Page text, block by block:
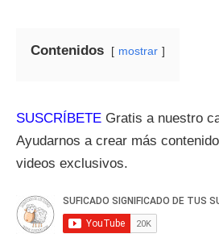
Contenidos mostrar
SUSCRÍBETE Gratis a nuestro
Ayudarnos a crear más
videos exclusivos.